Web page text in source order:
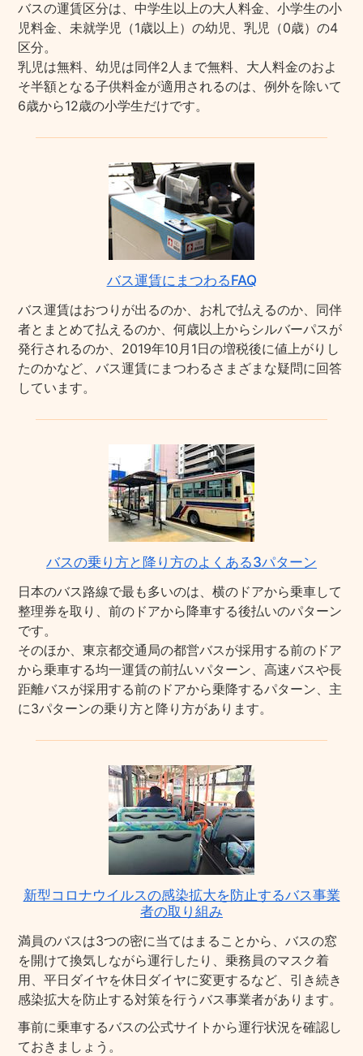
バスの運賃区分は、中学生以上の大人料金、小学生の小
児料金、未就学児（1歳以上）の幼児、乳児（0歳）の4
区分。
乳児は無料、幼児は同伴2人まで無料、大人料金のおよ
そ半額となる子供料金が適用されるのは、例外を除いて
6歳から12歳の小学生だけです。
バス運賃にまつわるFAQ
バス運賃はおつりが出るのか、お札で払えるのか、同伴
者とまとめて払えるのか、何歳以上からシルバーパスが
発行されるのか、2019年10月1日の増税後に値上がりし
たのかなど、バス運賃にまつわるさまざまな疑問に回答
しています。
バスの乗り方と降り方のよくある3パターン
日本のバス路線で最も多いのは、横のドアから乗車して
整理券を取り、前のドアから降車する後払いのパターン
です。
そのほか、東京都交通局の都営バスが採用する前のドア
から乗車する均一運賃の前払いパターン、高速バスや長
距離バスが採用する前のドアから乗降するパターン、主
に3パターンの乗り方と降り方があります。
新型コロナウイルスの感染拡大を防止するバス事業
者の取り組み
満員のバスは3つの密に当てはまることから、バスの窓
を開けて換気しながら運行したり、乗務員のマスク着
用、平日ダイヤを休日ダイヤに変更するなど、引き続き
感染拡大を防止する対策を行うバス事業者があります。
事前に乗車するバスの公式サイトから運行状況を確認し
ておきましょう。